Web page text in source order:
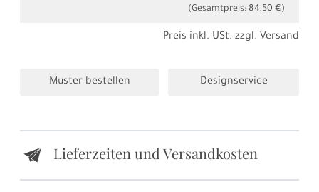
(Gesamtpreis: 84,50 €)
Preis inkl. USt. zzgl. Versand
Muster bestellen Designservice
e Lieferzeiten und Versandkosten